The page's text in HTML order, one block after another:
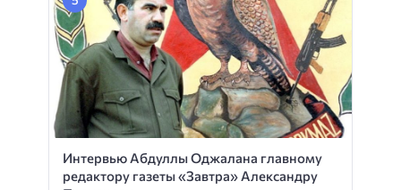
Интервью Абдуллы Оджалана главному
редактору газеты «Завтра» Александру